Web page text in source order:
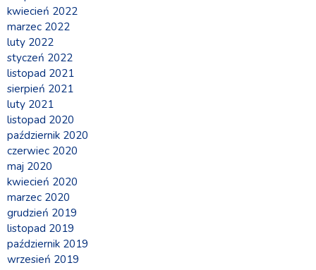
kwiecień 2022
marzec 2022
luty 2022
styczeń 2022
listopad 2021
sierpień 2021
luty 2021
listopad 2020
październik 2020
czerwiec 2020
maj 2020
kwiecień 2020
marzec 2020
grudzień 2019
listopad 2019
październik 2019
wrzesień 2019